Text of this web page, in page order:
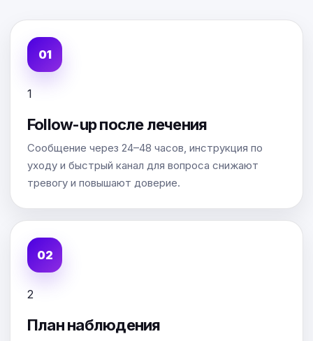
1
Follow-up после лечения
Сообщение через 24–48 часов, инструкция по
уходу и быстрый канал для вопроса снижают
тревогу и повышают доверие.
2
План наблюдения